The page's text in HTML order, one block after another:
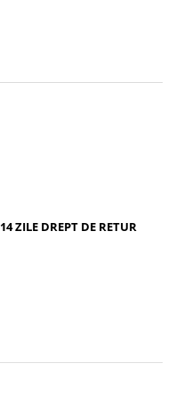
14 ZILE DREPT DE RETUR